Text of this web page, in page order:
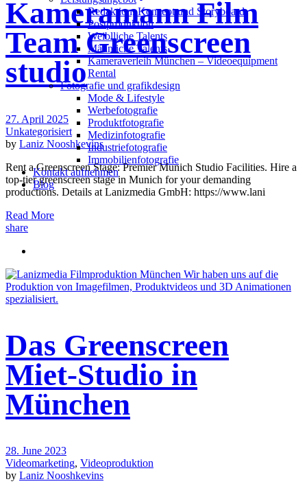
Redak­ti­on, Kon­zept und Storyboard
Post­pro­duk­ti­on
Weiblliche Talents
Männliche Talents
Kameraverleih München – Videoequipment
Rental
Fotografie und grafikdesign
Mode & Lifestyle
Werbefotografie
Produktfotografie
Medizinfotografie
Industriefotografie
Immobilienfotografie
Kontakt aufnehmen
Blog
Kameramann Film
Team Greenscreen
studio
27. April 2025
Unkategorisiert
by Laniz Nooshkevins
Rent a Greenscreen Stage: Premier Munich Studio Facilities. Hire a
top-tier greenscreen stage in Munich for your demanding
productions. Details at Lanizmedia GmbH: https://www.lani
Read More
share
Das Greenscreen
Miet-Studio in
München
28. June 2023
Videomarketing, Videoproduktion
by Laniz Nooshkevins